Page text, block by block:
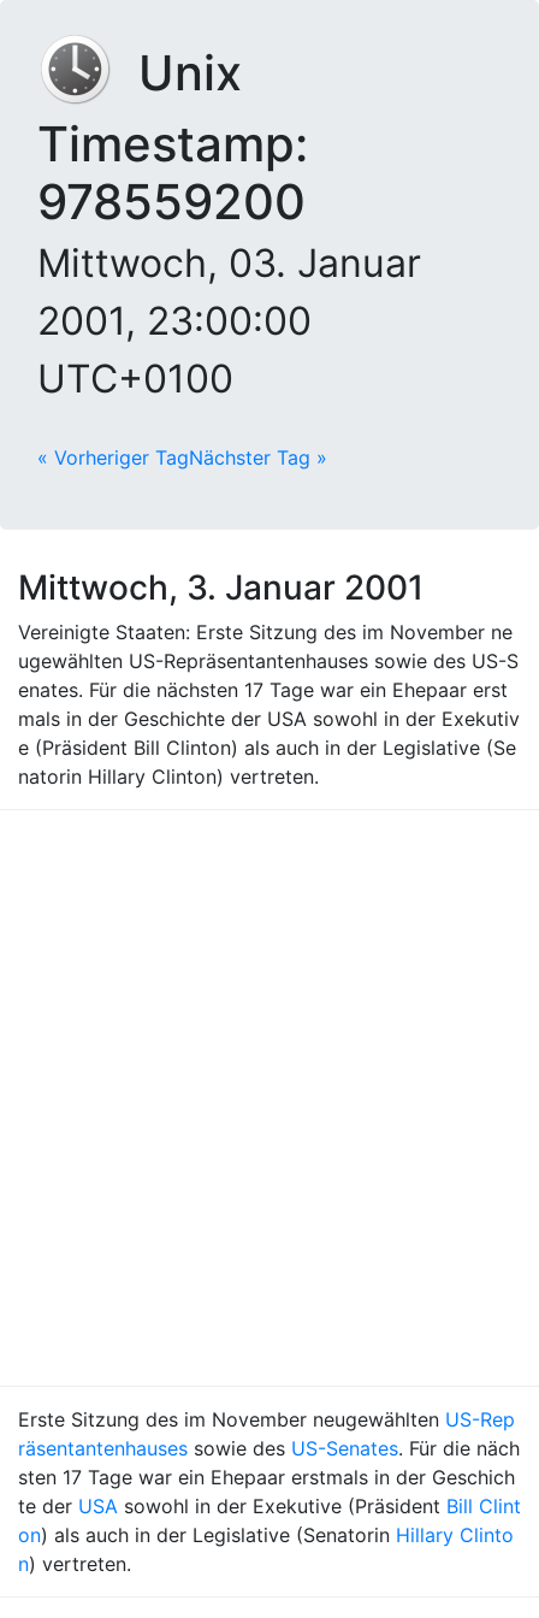
Unix
Timestamp:
978559200
Mittwoch, 03. Januar
2001, 23:00:00
UTC+0100
« Vorheriger TagNächster Tag »
Mittwoch, 3. Januar 2001
Vereinigte Staaten: Erste Sitzung des im November ne
ugewählten US-Repräsentantenhauses sowie des US-S
enates. Für die nächsten 17 Tage war ein Ehepaar erst
mals in der Geschichte der USA sowohl in der Exekutiv
e (Präsident Bill Clinton) als auch in der Legislative (Se
natorin Hillary Clinton) vertreten.
Erste Sitzung des im November neugewählten US-Rep
räsentantenhauses sowie des US-Senates. Für die näch
sten 17 Tage war ein Ehepaar erstmals in der Geschich
te der USA sowohl in der Exekutive (Präsident Bill Clint
on) als auch in der Legislative (Senatorin Hillary Clinto
n) vertreten.